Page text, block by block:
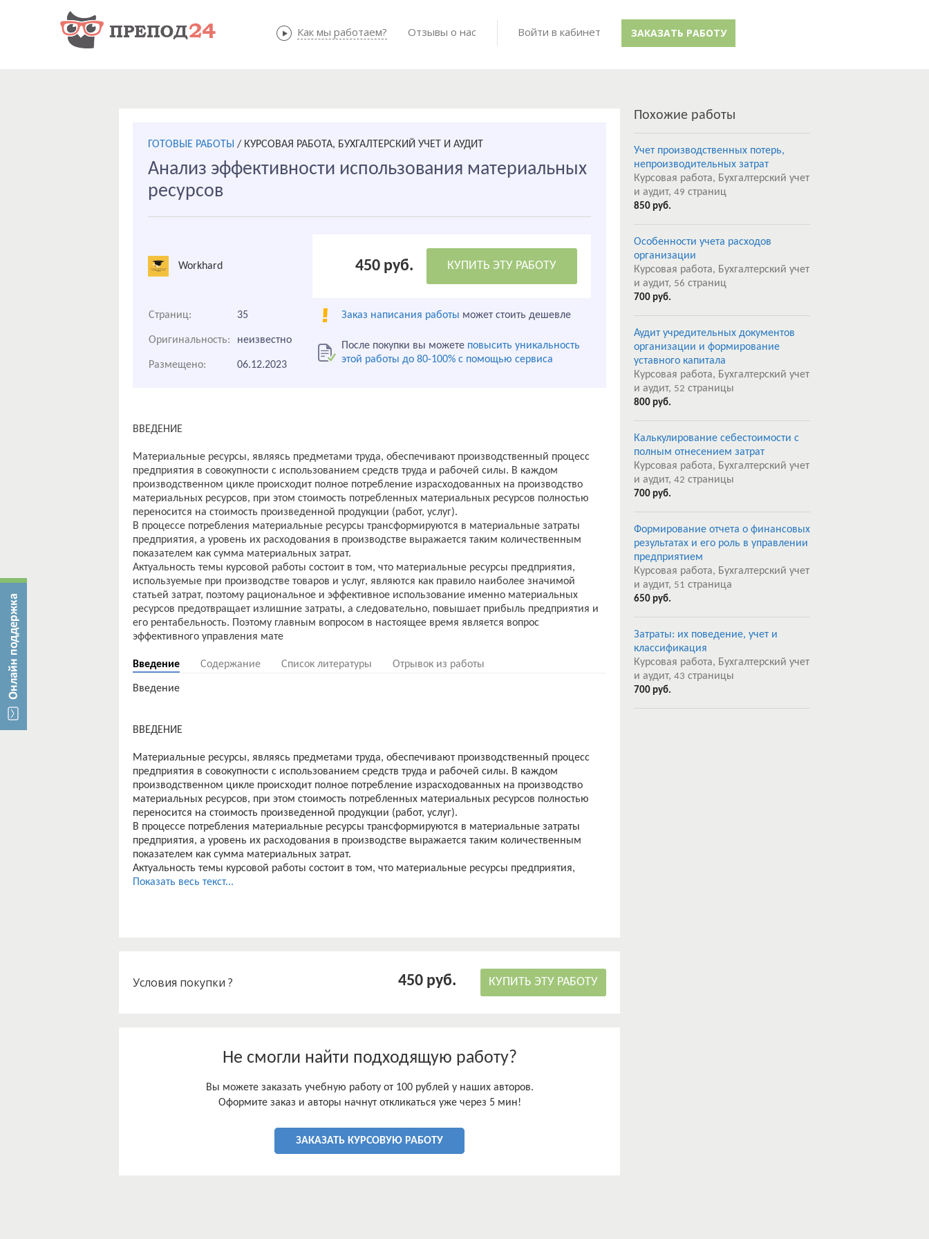
Как мы работаем? Готовые работы
Как мы работаем? Отзывы о нас Войти в кабинет ЗАКАЗАТЬ РАБОТУ
ГОТОВЫЕ РАБОТЫ / КУРСОВАЯ РАБОТА, БУХГАЛТЕРСКИЙ УЧЕТ И АУДИТ
Анализ эффективности использования материальных
ресурсов
Workhard 450 руб. КУПИТЬ ЭТУ РАБОТУ
Страниц: 35 Заказ написания работы может стоить дешевле
Оригинальность: неизвестно После покупки вы можете повысить уникальность
этой работы до 80-100% с помощью сервиса
Размещено: 06.12.2023
ВВЕДЕНИЕ
Материальные ресурсы, являясь предметами труда, обеспечивают производственный процесс
предприятия в совокупности с использованием средств труда и рабочей силы. В каждом
производственном цикле происходит полное потребление израсходованных на производство
материальных ресурсов, при этом стоимость потребленных материальных ресурсов полностью
переносится на стоимость произведенной продукции (работ, услуг).
В процессе потребления материальные ресурсы трансформируются в материальные затраты
предприятия, а уровень их расходования в производстве выражается таким количественным
показателем как сумма материальных затрат.
Актуальность темы курсовой работы состоит в том, что материальные ресурсы предприятия,
используемые при производстве товаров и услуг, являются как правило наиболее значимой
статьей затрат, поэтому рациональное и эффективное использование именно материальных
ресурсов предотвращает излишние затраты, а следовательно, повышает прибыль предприятия и
его рентабельность. Поэтому главным вопросом в настоящее время является вопрос
Введение Содержание Список литературы Отрывок из работы
Введение
ВВЕДЕНИЕ
Материальные ресурсы, являясь предметами труда, обеспечивают производственный процесс
предприятия в совокупности с использованием средств труда и рабочей силы. В каждом
производственном цикле происходит полное потребление израсходованных на производство
материальных ресурсов, при этом стоимость потребленных материальных ресурсов полностью
переносится на стоимость произведенной продукции (работ, услуг).
В процессе потребления материальные ресурсы трансформируются в материальные затраты
предприятия, а уровень их расходования в производстве выражается таким количественным
показателем как сумма материальных затрат.
Актуальность темы курсовой работы состоит в том, что материальные ресурсы предприятия,
используемые при производстве товаров и услуг, являются как правило наиболее значимой
Показать весь текст...
Условия покупки ? 450 руб. КУПИТЬ ЭТУ РАБОТУ
Не смогли найти подходящую работу?
Вы можете заказать учебную работу от 100 рублей у наших авторов.
Оформите заказ и авторы начнут откликаться уже через 5 мин!
ЗАКАЗАТЬ КУРСОВУЮ РАБОТУ
Похожие работы
Учет производственных потерь,
непроизводительных затрат
Курсовая работа, Бухгалтерский учет
и аудит, 49 страниц
850 руб.
Особенности учета расходов
организации
Курсовая работа, Бухгалтерский учет
и аудит, 56 страниц
700 руб.
Аудит учредительных документов
организации и формирование
уставного капитала
Курсовая работа, Бухгалтерский учет
и аудит, 52 страницы
800 руб.
Калькулирование себестоимости с
полным отнесением затрат
Курсовая работа, Бухгалтерский учет
и аудит, 42 страницы
700 руб.
Формирование отчета о финансовых
результатах и его роль в управлении
предприятием
Курсовая работа, Бухгалтерский учет
и аудит, 51 страница
650 руб.
Затраты: их поведение, учет и
классификация
Курсовая работа, Бухгалтерский учет
и аудит, 43 страницы
700 руб.